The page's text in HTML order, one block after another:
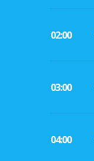
02:00
03:00
04:00